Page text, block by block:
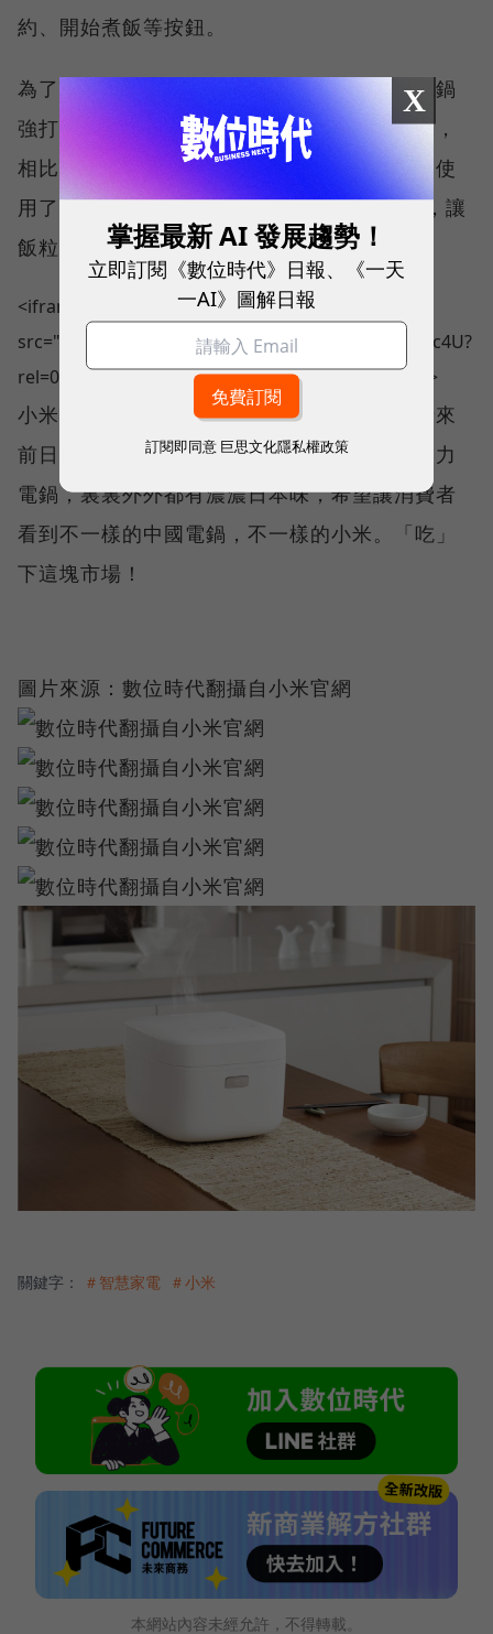
約、開始煮飯等按鈕。
為了跟大陸大媽最愛的日本電鍋相比，小米電鍋
強打工匠精神，打造「熱焰鐵釜」灰鑄鐵內鍋，
相比合金、不鏽鋼更均勻導熱。內鍋表面，還使
用了日本材料「大金 PFA 食用級粉體塗層」，讓
飯粒不易沾黏，更方便清洗。
<iframe width="853" height="480"
src="https://www.youtube.com/embed/SbafvUeDc4U?
rel=0" frameborder="0" allowfullscreen></iframe>
小米這次跨足家電，可不是來假的，還特別請來
前日本三洋電鍋事業開發部部長，設計這台壓力
電鍋，裏裏外外都有濃濃日本味，希望讓消費者
看到不一樣的中國電鍋，不一樣的小米。「吃」
下這塊市場！
圖片來源：數位時代翻攝自小米官網
關鍵字： ＃智慧家電 ＃小米
本網站內容未經允許，不得轉載。
X
掌握最新 AI 發展趨勢！
立即訂閱《數位時代》日報、《一天
一AI》圖解日報
訂閱即同意 巨思文化隱私權政策